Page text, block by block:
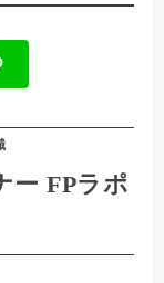
ー FPラポ